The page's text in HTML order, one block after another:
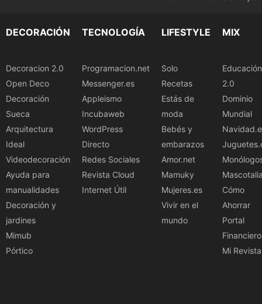
DECORACIÓN
Decoracion 2.0
Open Deco
Decoración
Sueca
Arquitectura
Ideal
Videodecoración
Ayuda para
manualidades
Decoración y
jardines
Mimub
Pórtico
TECNOLOGÍA
Programacion.net
Messenger.es
Appleismo
Incubaweb
WordPress
Directo
Redes Sociales
Revista Cloud
Internet Útil
LIFESTYLE
Solo
Recetas
Estás de
moda
Bebés y
embarazos
Amor.net
Mamuky
Mujeres.es
Vivir en el
mundo
MIX
Educación
2.0
Dominio
Mundial
Cómo
Ahorrar
Portal
Financiero
Mi Revista